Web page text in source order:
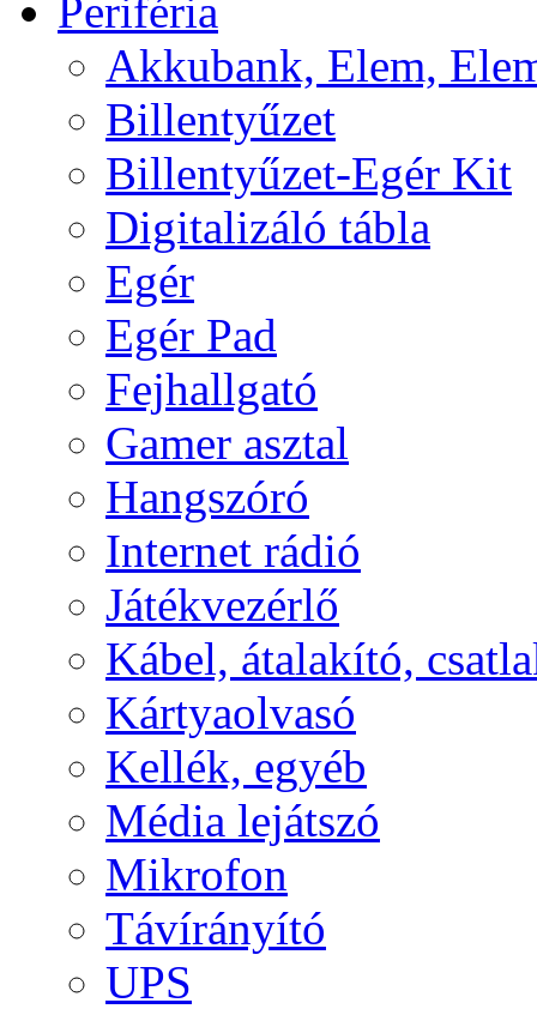
Periféria
Akkubank, Elem,
Billentyűzet
Billentyűzet-Egér Kit
Digitalizáló tábla
Egér
Egér Pad
Fejhallgató
Gamer asztal
Hangszóró
Internet rádió
Játékvezérlő
Kábel, átalakító,
Kártyaolvasó
Kellék, egyéb
Média lejátszó
Mikrofon
Távírányító
UPS